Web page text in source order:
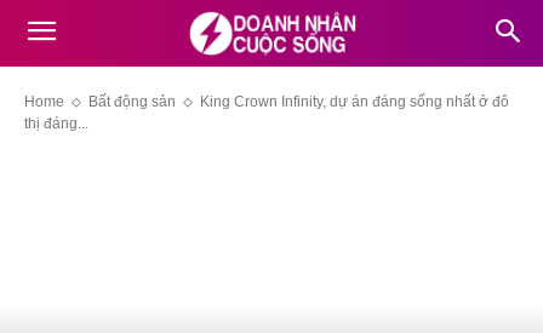
Home Bất động sản
King Crown Infinity, dự án đáng sống nhất ở đô
thị đáng...